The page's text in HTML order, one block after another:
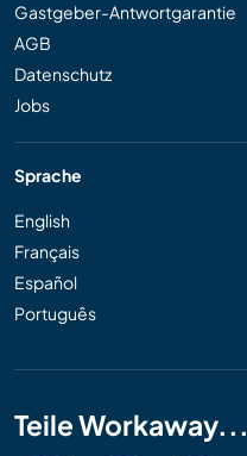
Gastgeber-Antwortgarantie
AGB
Datenschutz
Jobs
Sprache
English
Français
Español
Português
Teile Workaway...